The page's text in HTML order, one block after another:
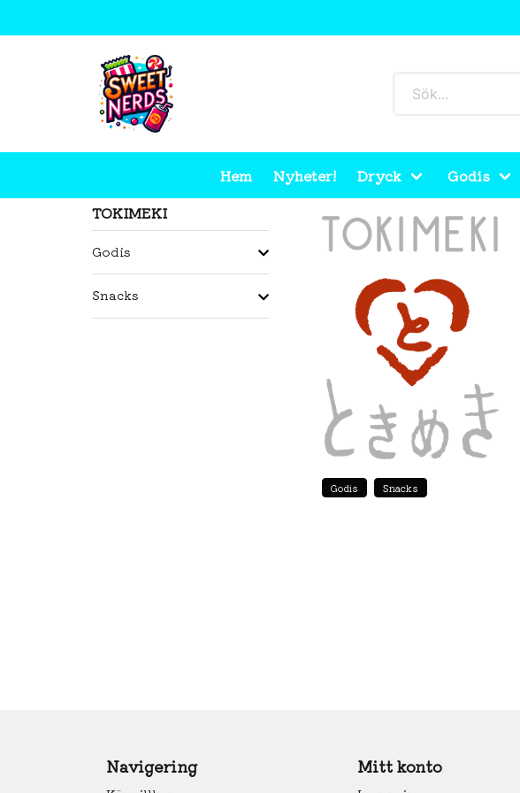
Hem Nyheter! Dryck Godis
TOKIMEKI
Godis
Snacks
Godis Snacks
Navigering Mitt konto